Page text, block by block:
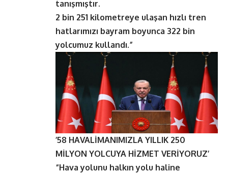
tanışmıştır.
2 bin 251 kilometreye ulaşan hızlı tren
hatlarımızı bayram boyunca 322 bin
yolcumuz kullandı.”
’58 HAVALİMANIMIZLA YILLIK 250
MİLYON YOLCUYA HİZMET VERİYORUZ’
“Hava yolunu halkın yolu haline